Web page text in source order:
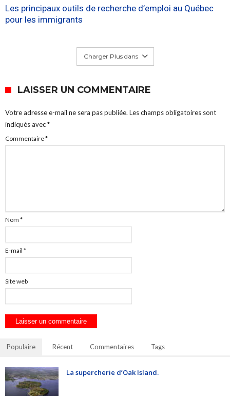
Les principaux outils de recherche d’emploi au Québec
pour les immigrants
Charger Plus dans
LAISSER UN COMMENTAIRE
Votre adresse e-mail ne sera pas publiée. Les champs obligatoires sont
indiqués avec*
Commentaire*
Nom *
E-mail *
Site web
Populaire Récent Commentaires Tags
La supercherie d’Oak Island.